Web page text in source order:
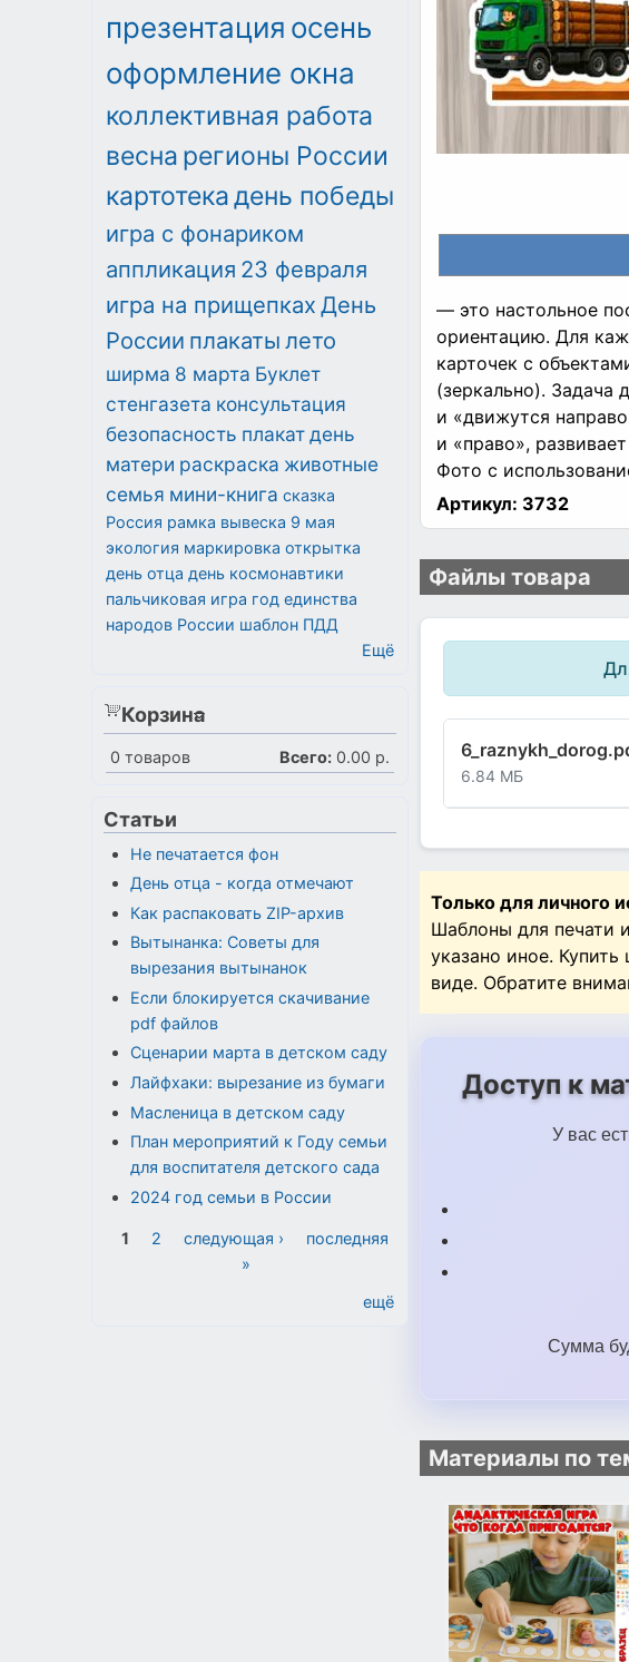
— это настольное
ориентацию. Для
карточек с
(зеркально). Задача
и «движутся
и «право»,
Фото с
Артикул: 3732
Файлы товара
6.84 МБ
Только для личного
Шаблоны для печати
указано иное.
виде. Обратите
Доступ к
У вас
Сумма
Материалы по
презентация осень
оформление окна
коллективная работа
весна регионы России
картотекадень победы
игра с фонариком
аппликация 23 февраля
игра на прищепках День
России плакаты лето
ширма 8 марта Буклет
стенгазета консультация
безопасность плакатдень
матери раскраска животные
семья мини-книга сказка
Россия рамка вывеска 9 мая
экология маркировка открытка
день отца день космонавтики
пальчиковая игра год единства
народов России шаблон ПДД
Ещё
Корзина
0 товаров Всего: 0.00 р.
Статьи
Не печатается фон
День отца - когда отмечают
Как распаковать ZIP-архив
Вытынанка: Советы для
вырезания вытынанок
Если блокируется скачивание
pdf файлов
Сценарии марта в детском саду
Лайфхаки: вырезание из бумаги
Масленица в детском саду
План мероприятий к Году семьи
для воспитателя детского сада
2024 год семьи в России
Страницы
1 2 следующая ›
последняя
»
ещё